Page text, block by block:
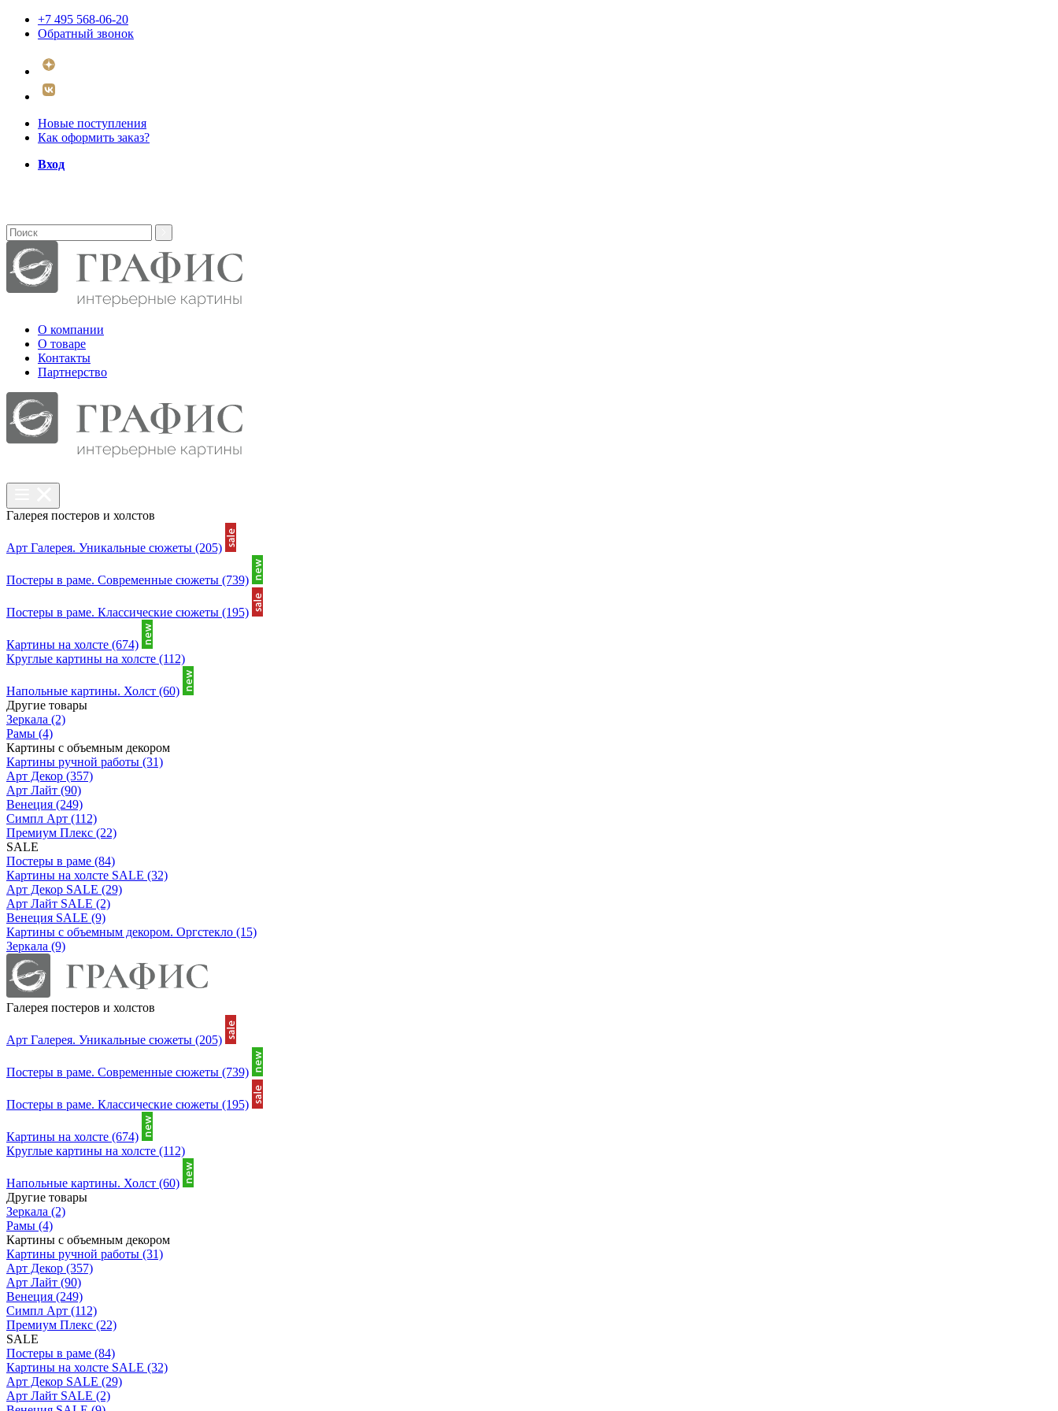
+7 495 568-06-20
Обратный звонок
Новые поступления
Как оформить заказ?
Вход
О компании
О товаре
Контакты
Партнерcтво
Галерея постеров и холстов
Арт Галерея. Уникальные сюжеты (205)
Постеры в раме. Современные сюжеты (739)
Постеры в раме. Классические сюжеты (195)
Картины на холсте (674)
Круглые картины на холсте (112)
Напольные картины. Холст (60)
Другие товары
Зеркала (2)
Рамы (4)
Картины с объемным декором
Картины ручной работы (31)
Арт Декор (357)
Арт Лайт (90)
Венеция (249)
Симпл Арт (112)
Премиум Плекс (22)
SALE
Постеры в раме (84)
Картины на холсте SALE (32)
Арт Декор SALE (29)
Арт Лайт SALE (2)
Венеция SALE (9)
Картины с объемным декором. Оргстекло (15)
Зеркала (9)
Галерея постеров и холстов
Арт Галерея. Уникальные сюжеты (205)
Постеры в раме. Современные сюжеты (739)
Постеры в раме. Классические сюжеты (195)
Картины на холсте (674)
Круглые картины на холсте (112)
Напольные картины. Холст (60)
Другие товары
Зеркала (2)
Рамы (4)
Картины с объемным декором
Картины ручной работы (31)
Арт Декор (357)
Арт Лайт (90)
Венеция (249)
Симпл Арт (112)
Премиум Плекс (22)
SALE
Постеры в раме (84)
Картины на холсте SALE (32)
Арт Декор SALE (29)
Арт Лайт SALE (2)